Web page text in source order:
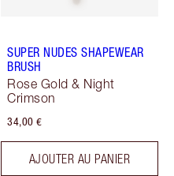
SUPER NUDES SHAPEWEAR
BRUSH
Rose Gold & Night
Crimson
34,00 €
AJOUTER AU PANIER